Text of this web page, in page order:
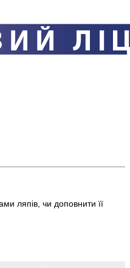
ляпів, чи доповнити її